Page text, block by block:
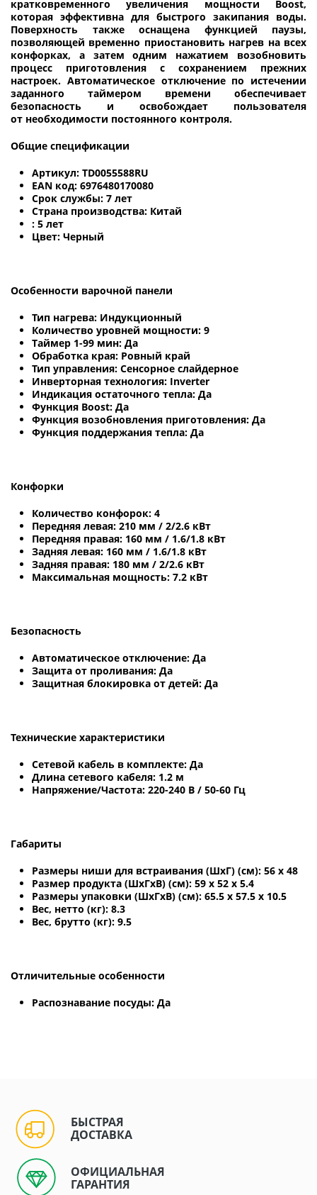
кратковременного увеличения мощности Boost,
которая эффективна для быстрого закипания воды.
Поверхность также оснащена функцией паузы,
позволяющей временно приостановить нагрев на всех
конфорках, а затем одним нажатием возобновить
процесс приготовления с сохранением прежних
настроек. Автоматическое отключение по истечении
заданного таймером времени обеспечивает
безопасность и освобождает пользователя
от необходимости постоянного контроля.
Общие спецификации
Артикул: TD0055588RU
EAN код: 6976480170080
Срок службы: 7 лет
Страна производства: Китай
: 5 лет
Цвет: Черный
Особенности варочной панели
Тип нагрева: Индукционный
Количество уровней мощности: 9
Таймер 1-99 мин: Да
Обработка края: Ровный край
Тип управления: Сенсорное слайдерное
Инверторная технология: Inverter
Индикация остаточного тепла: Да
Функция Boost: Да
Функция возобновления приготовления: Да
Функция поддержания тепла: Да
Конфорки
Количество конфорок: 4
Передняя левая: 210 мм / 2/2.6 кВт
Передняя правая: 160 мм / 1.6/1.8 кВт
Задняя левая: 160 мм / 1.6/1.8 кВт
Задняя правая: 180 мм / 2/2.6 кВт
Максимальная мощность: 7.2 кВт
Безопасность
Автоматическое отключение: Да
Защита от проливания: Да
Защитная блокировка от детей: Да
Технические характеристики
Сетевой кабель в комплекте: Да
Длина сетевого кабеля: 1.2 м
Напряжение/Частота: 220-240 В / 50-60 Гц
Габариты
Размеры ниши для встраивания (ШхГ) (см): 56 х 48
Размер продукта (ШхГхВ) (см): 59 х 52 х 5.4
Размеры упаковки (ШхГхВ) (см): 65.5 х 57.5 х 10.5
Вес, нетто (кг): 8.3
Вес, брутто (кг): 9.5
Отличительные особенности
Распознавание посуды: Да
БЫСТРАЯ
ДОСТАВКА
ОФИЦИАЛЬНАЯ
ГАРАНТИЯ